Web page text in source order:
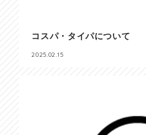
コスパ・タイパについて
2025.02.15